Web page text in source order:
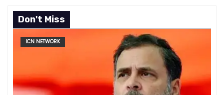
Don't Miss
ICN NETWORK